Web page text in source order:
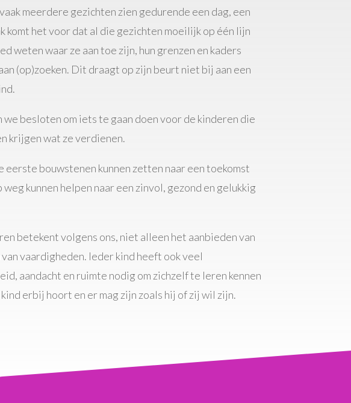
meerdere gezichten zien gedurende een dag, een
komt het voor dat al die gezichten moeilijk op één lijn
weten waar ze aan toe zijn, hun grenzen en kaders
(op)zoeken. Dit draagt op zijn beurt niet bij aan een
we besloten om iets te gaan doen voor de kinderen die
krijgen wat ze verdienen.
eerste bouwstenen kunnen zetten naar een toekomst
kunnen helpen naar een zinvol, gezond en gelukkig
betekent volgens ons, niet alleen het aanbieden van
vaardigheden. Ieder kind heeft ook veel
aandacht en ruimte nodig om zichzelf te leren kennen
erbij hoort en er mag zijn zoals hij of zij wil zijn.